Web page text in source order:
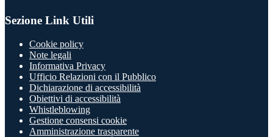
Sezione Link Utili
Cookie policy
Note legali
Informativa Privacy
Ufficio Relazioni con il Pubblico
Dichiarazione di accessibilità
Obiettivi di accessibilità
Whistleblowing
Gestione consensi cookie
Amministrazione trasparente